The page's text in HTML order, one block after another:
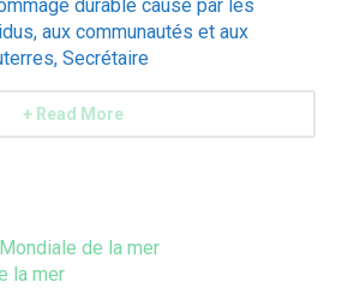
durable causé par les
aux communautés et aux
Secrétaire
+ Read More
de la mer
la mer